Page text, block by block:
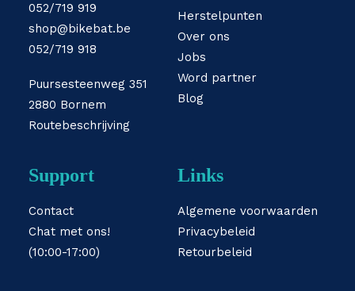
052/719 919
shop@bikebat.be
052/719 918
Puursesteenweg 351
2880 Bornem
Routebeschrijving
Herstelpunten
Over ons
Jobs
Word partner
Blog
Support
Contact
Chat met ons!
(10:00-17:00)
Links
Algemene voorwaarden
Privacybeleid
Retourbeleid